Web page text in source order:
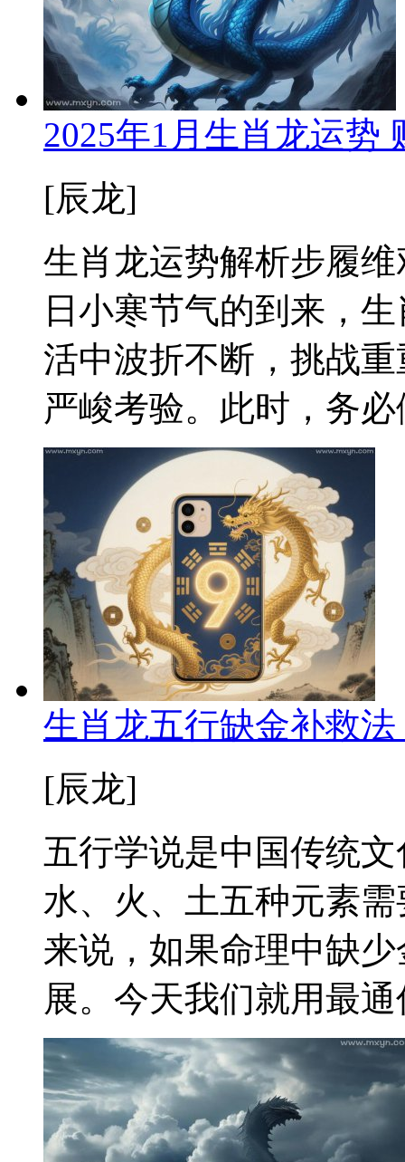
2025年1月生肖龙运势
[辰龙]
生肖龙运势解析步履
日小寒节气的到来，
活中波折不断，挑战
严峻考验。此时，务
生肖龙五行缺金补救
[辰龙]
五行学说是中国传统
水、火、土五种元素
来说，如果命理中缺
展。今天我们就用最